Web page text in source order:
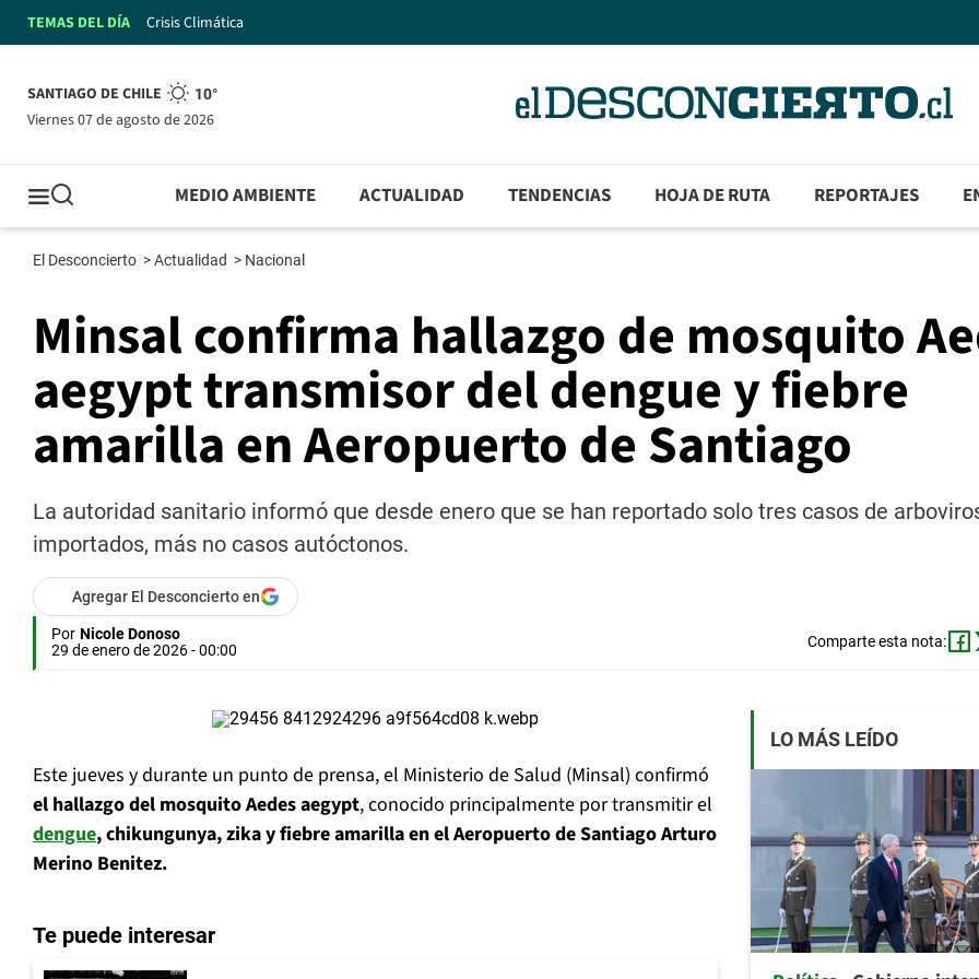
TEMAS DEL DÍA Crisis Climática
SANTIAGO DE CHILE 10°
viernes 07 de agosto de 2026
MEDIO AMBIENTE ACTUALIDAD TENDENCIAS HOJA DE RUTA REPORTAJES
El Desconcierto >Actualidad > Nacional
Minsal confirma hallazgo de mosquito
aegypt transmisor del dengue y fiebre
amarilla en Aeropuerto de Santiago
La autoridad sanitario informó que desde enero que se han reportado solo tres casos de
importados, más no casos autóctonos.
Agregar El Desconcierto en
Por Nicole Donoso
29 de enero de 2026 - 00:00
Comparte esta nota:
Este jueves y durante un punto de prensa, el Ministerio de Salud (Minsal) confirmó
el hallazgo del mosquito Aedes aegypt, conocido principalmente por transmitir el
dengue, chikungunya, zika y fiebre amarillaen el Aeropuerto de Santiago Arturo
Merino Benitez.
Te puede interesar
LO MÁS LEÍDO